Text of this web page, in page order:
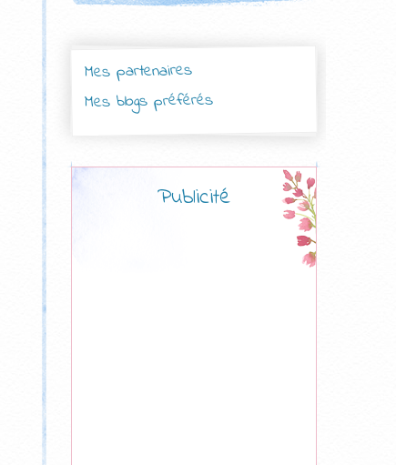
Mes partenaires
Mes blogs préférés
Publicité